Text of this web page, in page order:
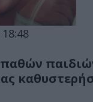
18:48